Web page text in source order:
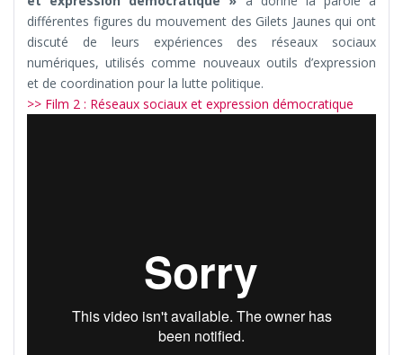
différentes figures du mouvement des Gilets Jaunes qui ont
discuté de leurs expériences des réseaux sociaux
numériques, utilisés comme nouveaux outils d’expression
et de coordination pour la lutte politique.
>> Film 2 : Réseaux sociaux et expression démocratique